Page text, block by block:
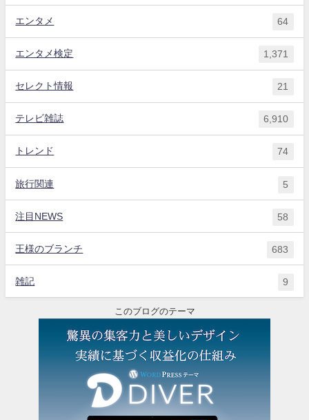
エンタメ 64
エンタメ検定 1,371
セレクト情報 21
テレビ雑誌 6,910
トレンド 74
旅行関連 5
注目NEWS 58
王様のブランチ 683
雑記 9
このブログのテーマ